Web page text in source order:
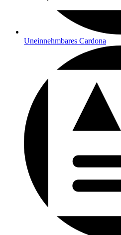
Uneinnehmbares Cardona